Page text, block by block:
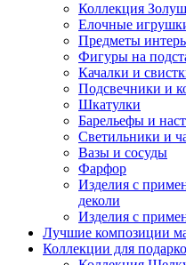
Коллекция
Елочные
Предметы
Фигуры на
Качалки и
Подсвечники и
Шкатулки
Барельефы и
Светильники и
Вазы и сосуды
Фарфор
Изделия с
деколи
Изделия с
Лучшие композиции
Коллекции для